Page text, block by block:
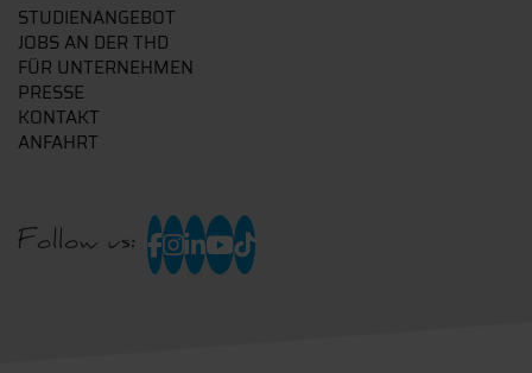
STUDIENANGEBOT
JOBS AN DER THD
FÜR UNTERNEHMEN
PRESSE
KONTAKT
ANFAHRT
Follow us: